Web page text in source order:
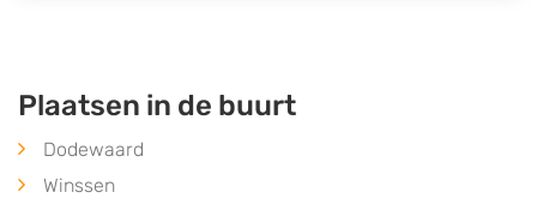
Plaatsen in de buurt
Dodewaard
Winssen